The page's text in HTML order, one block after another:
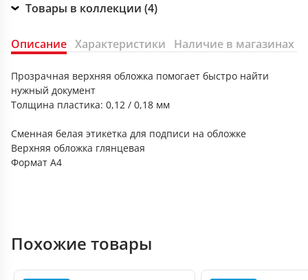
Товары в коллекции (4)
Описание Характеристики Наличие в магазинах
Прозрачная верхняя обложка помогает быстро найти
нужный документ
Толщина пластика: 0,12 / 0,18 мм
Сменная белая этикетка для подписи на обложке
Верхняя обложка глянцевая
Формат А4
Похожие товары